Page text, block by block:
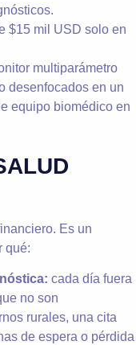
$15 mil USD solo en
Es un
qué:
cada día fuera
no son
rurales, una cita
de espera o pérdida